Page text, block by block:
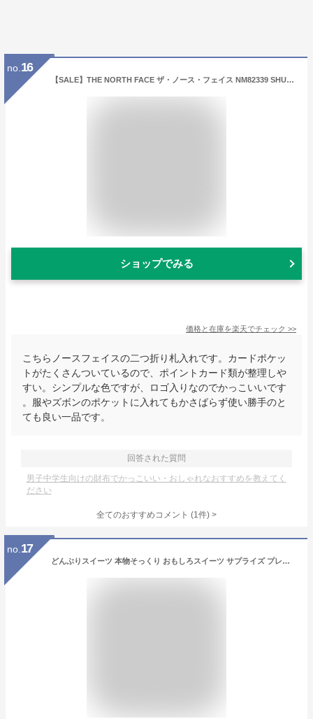
no. 16
【SALE】THE NORTH FACE ザ・ノース・フェイス NM82339 SHUTTLE CARD WALLET シャトルカードワレット ウォレット 財布 二つ折り 札入れ カード ホルダー 小銭入れ無し コーデュラ ナイロン アウトドア ビジネス メンズ レディース 2カラー 国内正規 2024AW 10%OFF
ショップでみる
価格と在庫を楽天でチェック >>
こちらノースフェイスの二つ折り札入れです。カードポケッ
トがたくさんついているので、ポイントカード類が整理しや
すい。シンプルな色ですが、ロゴ入りなのでかっこいいです
。服やズボンのポケットに入れてもかさばらず使い勝手のと
ても良い一品です。
回答された質問
男子中学生向けの財布でかっこいい・おしゃれなおすすめを教えてく
ださい
全てのおすすめコメント (1件) >
no. 17
どんぶりスイーツ 本物そっくり おもしろスイーツ サプライズ プレゼント (6個セット)